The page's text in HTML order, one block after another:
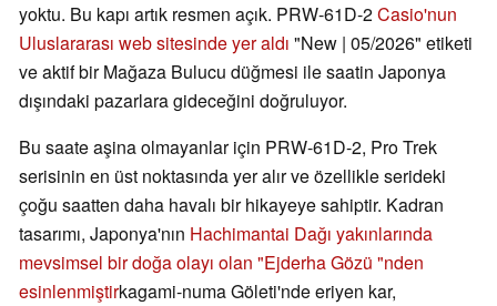
yoktu. Bu kapı artık resmen açık. PRW-61D-2Casio'nun
Uluslararası web sitesinde yer aldı "New | 05/2026" etiketi
ve aktif bir Mağaza Bulucu düğmesi ile saatin Japonya
dışındaki pazarlara gideceğini doğruluyor.
Bu saate aşina olmayanlar için PRW-61D-2, Pro Trek
serisinin en üst noktasında yer alır ve özellikle serideki
çoğu saatten daha havalı bir hikayeye sahiptir. Kadran
tasarımı, Japonya'nın Hachimantai Dağı yakınlarında
mevsimsel bir doğa olayı olan "Ejderha Gözü "nden
esinlenmiştirkagami-numa Göleti'nde eriyen kar,